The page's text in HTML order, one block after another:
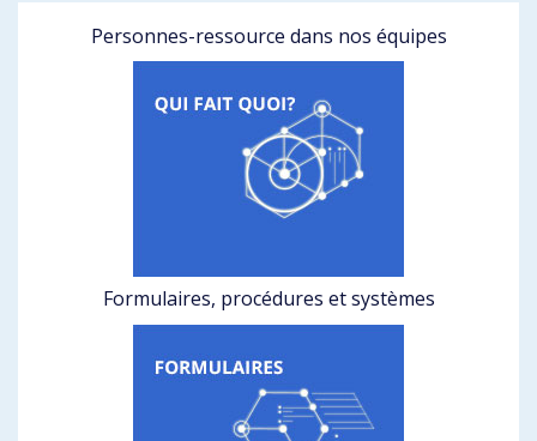
Personnes-ressource dans nos équipes
Formulaires, procédures et systèmes